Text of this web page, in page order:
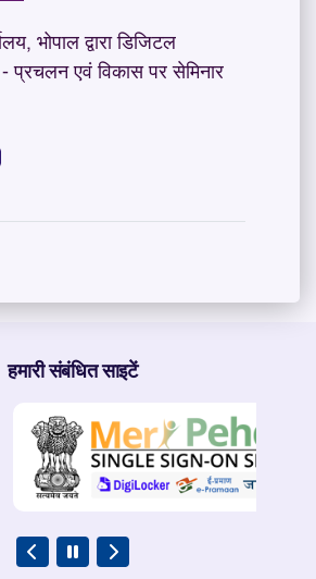
भोपाल द्वारा डिजिटल
- प्रचलन एवं विकास पर सेमिनार
हमारी संबंधित साइटें